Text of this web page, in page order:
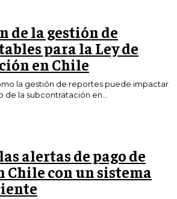
de la gestión de
para la Ley de
en Chile
la gestión de reportes puede impactar
la subcontratación en...
alertas de pago de
Chile con un sistema